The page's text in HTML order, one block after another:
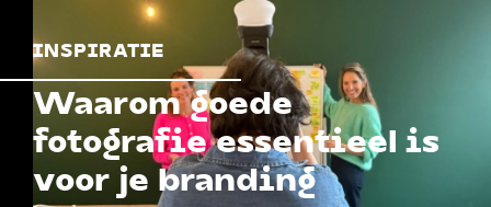
INSPIRATIE
Waarom goede
fotografie essentieel is
voor je branding